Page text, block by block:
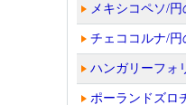
メキシコペソ/
チェココルナ/円
ハンガリーフォ
ポーランドズロ